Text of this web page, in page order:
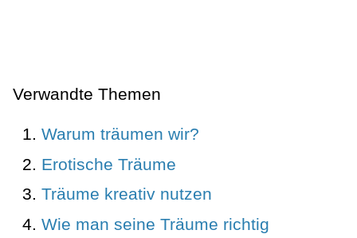
Verwandte Themen
Warum träumen wir?
Erotische Träume
Träume kreativ nutzen
Wie man seine Träume richtig